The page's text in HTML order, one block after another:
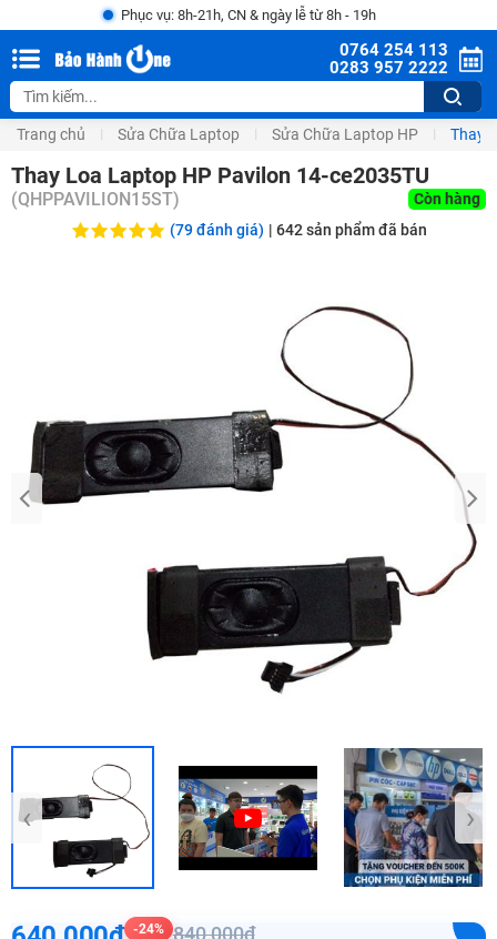
Phục vụ: 8h-21h, CN & ngày lễ từ 8h - 19h
0764 254 113
0283 957 2222
Trang chủ Sửa Chữa Laptop Sửa Chữa Laptop HP Thay
Thay Loa Laptop HP Pavilon 14-ce2035TU
(QHPPAVILION15ST)
Còn hàng
(79 đánh giá) | 642sản phẩm đã bán
‹ ›
-24% 840,000₫